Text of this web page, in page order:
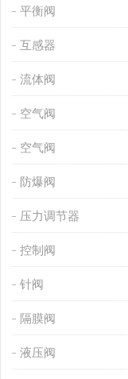
平衡阀
互感器
流体阀
空气阀
空气阀
防爆阀
压力调节器
控制阀
针阀
隔膜阀
液压阀